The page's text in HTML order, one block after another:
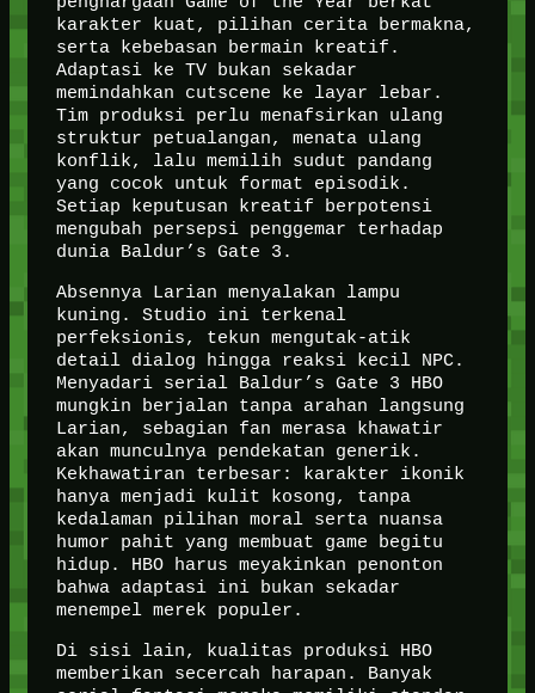
karakter kuat, pilihan cerita bermakna,
serta kebebasan bermain kreatif.
Adaptasi ke TV bukan sekadar
memindahkan cutscene ke layar lebar.
Tim produksi perlu menafsirkan ulang
struktur petualangan, menata ulang
konflik, lalu memilih sudut pandang
yang cocok untuk format episodik.
Setiap keputusan kreatif berpotensi
mengubah persepsi penggemar terhadap
dunia Baldur’s Gate 3.
Absennya Larian menyalakan lampu
kuning. Studio ini terkenal
perfeksionis, tekun mengutak-atik
detail dialog hingga reaksi kecil NPC.
Menyadari serial Baldur’s Gate 3 HBO
mungkin berjalan tanpa arahan langsung
Larian, sebagian fan merasa khawatir
akan munculnya pendekatan generik.
Kekhawatiran terbesar: karakter ikonik
hanya menjadi kulit kosong, tanpa
kedalaman pilihan moral serta nuansa
humor pahit yang membuat game begitu
hidup. HBO harus meyakinkan penonton
bahwa adaptasi ini bukan sekadar
menempel merek populer.
Di sisi lain, kualitas produksi HBO
memberikan secercah harapan. Banyak